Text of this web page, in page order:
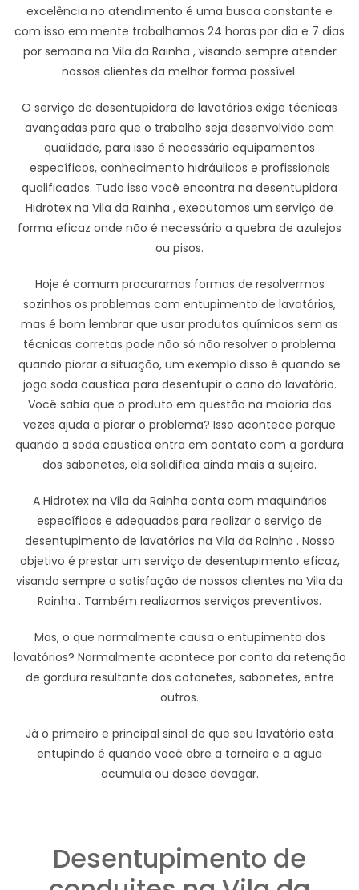
excelência no atendimento é uma busca constante e
com isso em mente trabalhamos 24 horas por dia e 7 dias
por semana na Vila da Rainha , visando sempre atender
nossos clientes da melhor forma possível.
O serviço de desentupidora de lavatórios exige técnicas
avançadas para que o trabalho seja desenvolvido com
qualidade, para isso é necessário equipamentos
específicos, conhecimento hidráulicos e profissionais
qualificados. Tudo isso você encontra na desentupidora
Hidrotex na Vila da Rainha , executamos um serviço de
forma eficaz onde não é necessário a quebra de azulejos
ou pisos.
Hoje é comum procuramos formas de resolvermos
sozinhos os problemas com entupimento de lavatórios,
mas é bom lembrar que usar produtos químicos sem as
técnicas corretas pode não só não resolver o problema
quando piorar a situação, um exemplo disso é quando se
joga soda caustica para desentupir o cano do lavatório.
Você sabia que o produto em questão na maioria das
vezes ajuda a piorar o problema? Isso acontece porque
quando a soda caustica entra em contato com a gordura
dos sabonetes, ela solidifica ainda mais a sujeira.
A Hidrotex na Vila da Rainha conta com maquinários
específicos e adequados para realizar o serviço de
desentupimento de lavatórios na Vila da Rainha . Nosso
objetivo é prestar um serviço de desentupimento eficaz,
visando sempre a satisfação de nossos clientes na Vila da
Rainha . Também realizamos serviços preventivos.
Mas, o que normalmente causa o entupimento dos
lavatórios? Normalmente acontece por conta da retenção
de gordura resultante dos cotonetes, sabonetes, entre
outros.
Já o primeiro e principal sinal de que seu lavatório esta
entupindo é quando você abre a torneira e a agua
acumula ou desce devagar.
Desentupimento de